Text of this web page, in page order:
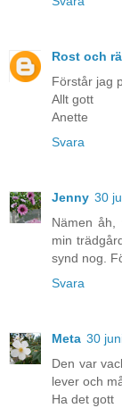
Rost och
Förstår jag
Allt gott
Anette
Svara
Jenny 30
Nämen
min
synd nog.
Svara
Meta 30
Den var
lever och
Ha det gott